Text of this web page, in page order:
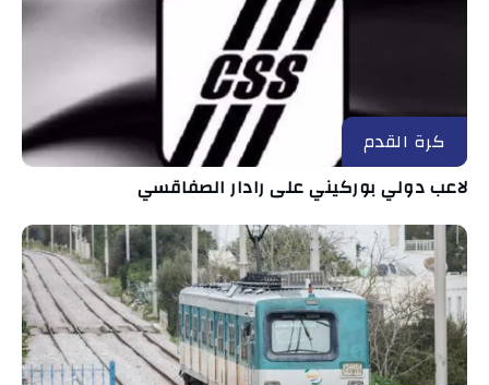
كرة القدم
لاعب دولي بوركيني على رادار الصفاقسي